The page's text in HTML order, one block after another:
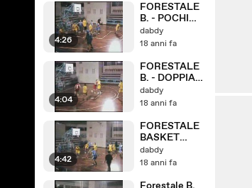
4:26
FORESTALE
B. - POCHI
MA BUONI
dabdy
18 anni fa
4:04
FORESTALE
B. - DOPPIA
VITTORIA
dabdy
18 anni fa
4:42
FORESTALE
BASKET
INCONTRA IL
BOMBER
dabdy
18 anni fa